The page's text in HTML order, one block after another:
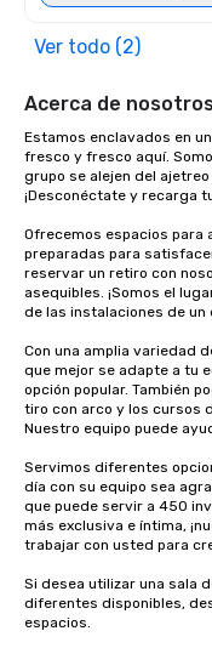
Ver todo (2)
Acerca de
Estamos enclavados en
fresco y fresco aquí.
grupo se alejen del
¡Desconéctate y recarga
Ofrecemos espacios para
preparadas para
reservar un retiro con
asequibles. ¡Somos el
de las instalaciones de un
Con una amplia variedad
que mejor se adapte a tu
opción popular. También
tiro con arco y los cursos
Nuestro equipo puede
Servimos diferentes
día con su equipo sea
que puede servir a 450
más exclusiva e íntima,
trabajar con usted para
Si desea utilizar una sala
diferentes disponibles,
espacios.